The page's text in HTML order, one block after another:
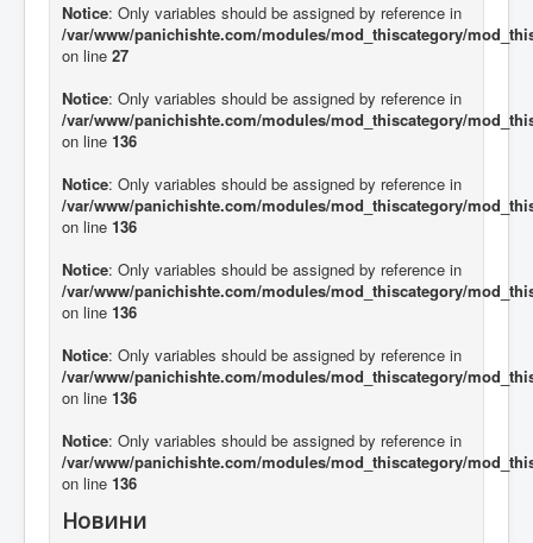
Notice: Only variables should be assigned by reference in
/var/www/panichishte.com/modules/mod_thiscategory/
on line 27
Notice: Only variables should be assigned by reference in
/var/www/panichishte.com/modules/mod_thiscategory/
on line 136
Notice: Only variables should be assigned by reference in
/var/www/panichishte.com/modules/mod_thiscategory/
on line 136
Notice: Only variables should be assigned by reference in
/var/www/panichishte.com/modules/mod_thiscategory/
on line 136
Notice: Only variables should be assigned by reference in
/var/www/panichishte.com/modules/mod_thiscategory/
on line 136
Notice: Only variables should be assigned by reference in
/var/www/panichishte.com/modules/mod_thiscategory/
on line 136
Новини